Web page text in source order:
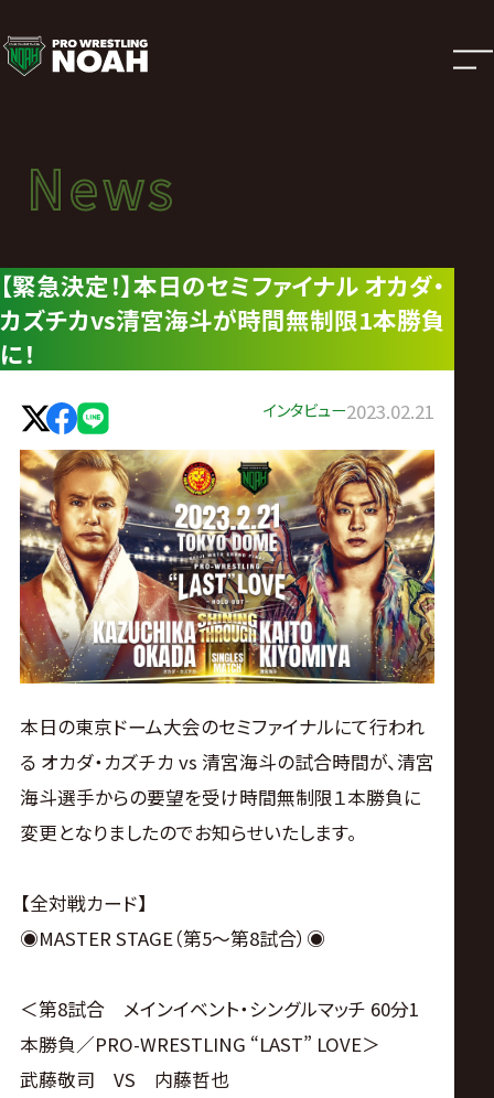
ニ
ュ
ー
ス
|
プ
ロ
レ
ス
リ
ン
グ・
ノ
ア
公
式
サ
イ
News
ニュース
News
【緊急決定！】本日のセミファイナル オカダ・
カズチカvs清宮海斗が時間無制限1本勝負
に！
インタビュー2023.02.21
本日の東京ドーム大会のセミファイナルにて行われ
る オカダ・カズチカ vs 清宮海斗の試合時間が、清宮
海斗選手からの要望を受け時間無制限１本勝負に
変更となりましたのでお知らせいたします。
【全対戦カード】
◉MASTER STAGE（第5〜第8試合）◉
＜第8試合 メインイベント・シングルマッチ 60分1
本勝負／PRO-WRESTLING “LAST” LOVE＞
武藤敬司 VS 内藤哲也